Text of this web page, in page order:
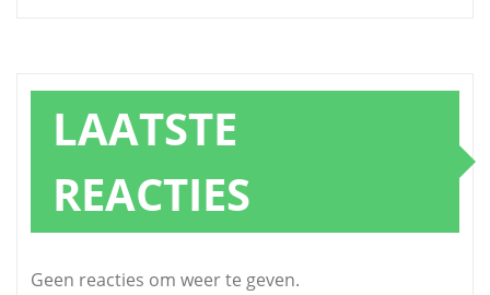
LAATSTE
REACTIES
Geen reacties om weer te geven.